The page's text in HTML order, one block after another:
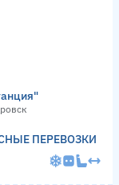
ПЕРЕВОЗКИ